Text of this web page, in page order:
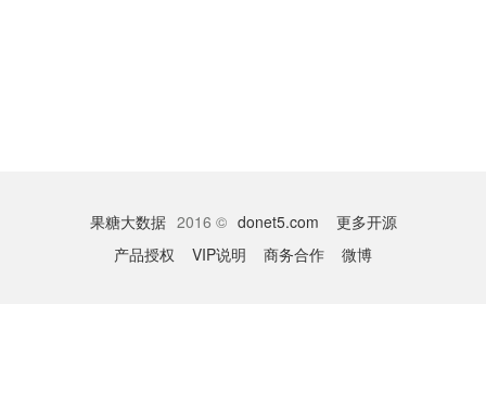
果糖大数据 2016 © donet5.com
更多开源
产品授权
VIP说明 商务合作 微博